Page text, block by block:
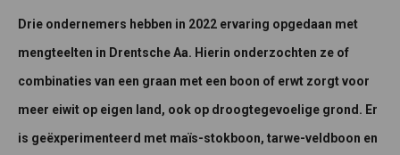
Drie ondernemers hebben in 2022 ervaring opgedaan met
mengteelten in Drentsche Aa. Hierin onderzochten ze of
combinaties van een graan met een boon of erwt zorgt voor
meer eiwit op eigen land, ook op droogtegevoelige grond. Er
is geëxperimenteerd met maïs-stokboon, tarwe-veldboon en